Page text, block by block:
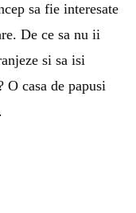
sa fie interesate
De ce sa nu ii
si sa isi
O casa de papusi